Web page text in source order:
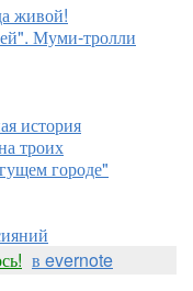
живой!
Муми-тролли
история
троих
городе"
в evernote